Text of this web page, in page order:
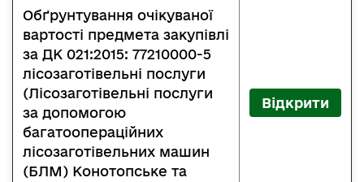
Обґрунтування очікуваної
вартості предмета закупівлі
за ДК 021:2015: 77210000-5
лісозаготівельні послуги
(Лісозаготівельні послуги
за допомогою
багатоопераційних
лісозаготівельних машин
(БЛМ) Конотопське та
Відкрити